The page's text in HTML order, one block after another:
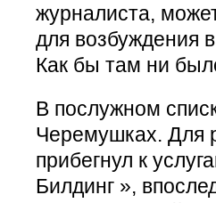
журналиста,
для возбуждения
Как бы там ни
В послужном
Черемушках. Для
прибегнул к
Билдинг »,